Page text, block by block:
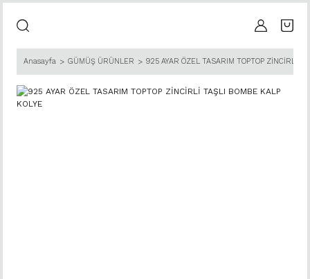
Anasayfa GÜMÜŞ ÜRÜNLER 925 AYAR ÖZEL TASARIM TOPTOP ZİNCİRLİ